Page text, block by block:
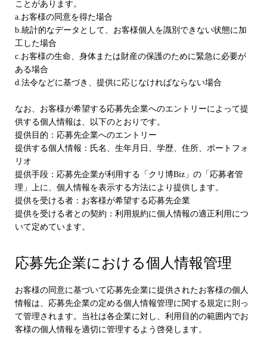
ことがあります。
a.お客様の同意を得た場合
b.統計的なデータとして、お客様個人を識別できない状態に加
工した場合
c.お客様の生命、身体または財産の保護のために緊急に必要が
ある場合
d.法令などに基づき、提供に応じなければならない場合
なお、お客様が希望する応募先企業へのエントリーによって提
供する個人情報は、以下のとおりです。
提供目的：応募先企業へのエントリー
提供する個人情報：氏名、生年月日、学歴、住所、ポートフォ
リオ
提供手段：応募先企業が利用する「クリ博Biz」の「応募者管
理」上に、個人情報を表示する方法により提供します。
提供を受ける者：お客様が希望する応募先企業
提供を受ける者との契約：利用規約に個人情報の適正利用につ
いて定めています。
応募先企業における個人情報管理
お客様の同意に基づいて応募先企業に提供されたお客様の個人
情報は、応募先企業の定める個人情報管理に関する規定に則っ
て管理されます。当社は各企業に対し、利用目的の範囲内でお
客様の個人情報を適切に管理するよう啓発します。